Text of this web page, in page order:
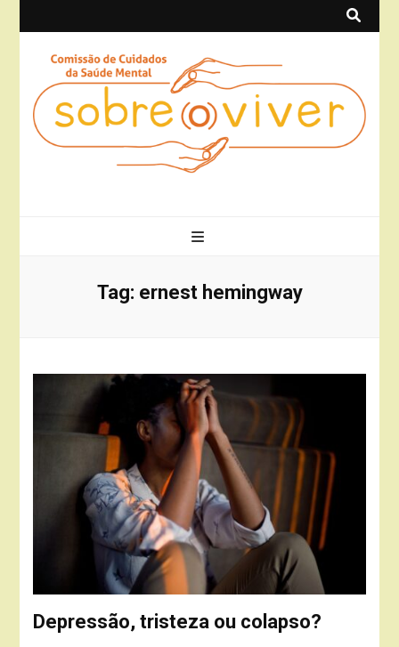
Tag: ernest hemingway
Depressão, tristeza ou colapso?